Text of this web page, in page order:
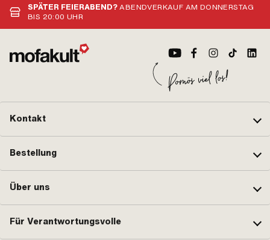
SPÄTER FEIERABEND?ABENDVERKAUF AM DONNERSTAG
BIS 20:00 UHR
Kontakt
Bestellung
Über uns
Für Verantwortungsvolle